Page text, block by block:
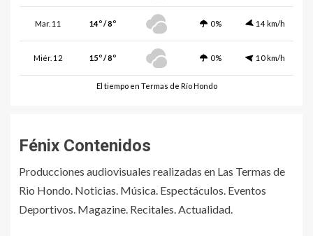
Mar. 11 14º / 8º 0% 14 km/h
Miér. 12 15º / 8º 0% 10 km/h
El tiempo en Termas de Río Hondo
Fénix Contenidos
Producciones audiovisuales realizadas en Las Termas de
Rio Hondo. Noticias. Música. Espectáculos. Eventos
Deportivos. Magazine. Recitales. Actualidad.